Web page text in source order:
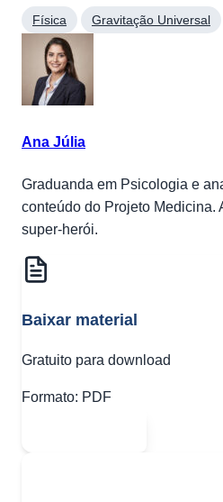
Física Gravitação Universal
Ana Júlia
Graduanda em Psicologia e
conteúdo do Projeto Medicina.
super-herói.
Baixar material
Gratuito para download
Formato: PDF